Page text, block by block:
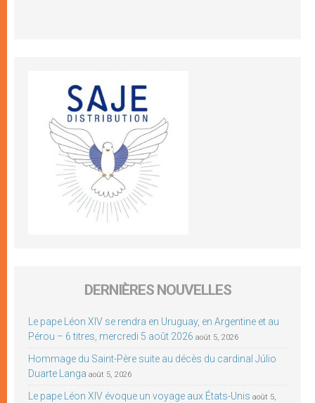
DERNIÈRES NOUVELLES
Le pape Léon XIV se rendra en Uruguay, en Argentine et au
Pérou – 6 titres, mercredi 5 août 2026 août 5, 2026
Hommage du Saint-Père suite au décès du cardinal Júlio
Duarte Langa août 5, 2026
Le pape Léon XIV évoque un voyage aux États-Unis août 5,